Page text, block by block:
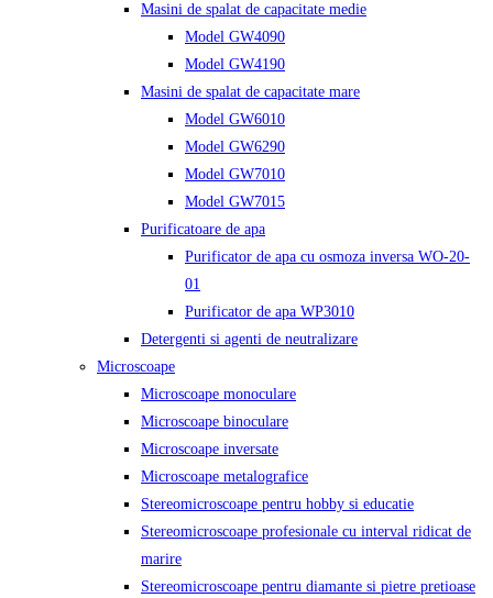
Masini de spalat de capacitate medie
Model GW4090
Model GW4190
Masini de spalat de capacitate mare
Model GW6010
Model GW6290
Model GW7010
Model GW7015
Purificatoare de apa
Purificator de apa cu osmoza inversa WO-20-
01
Purificator de apa WP3010
Detergenti si agenti de neutralizare
Microscoape
Microscoape monoculare
Microscoape binoculare
Microscoape inversate
Microscoape metalografice
Stereomicroscoape pentru hobby si educatie
Stereomicroscoape profesionale cu interval ridicat de
marire
Stereomicroscoape pentru diamante si pietre pretioase